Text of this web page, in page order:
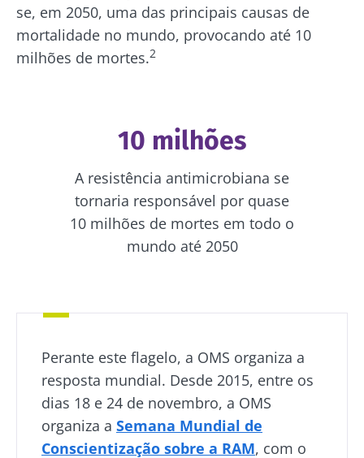
se, em 2050, uma das principais causas de
mortalidade no mundo, provocando até 10
milhões de mortes.2
10 milhões
A resistência antimicrobiana se
tornaria responsável por quase
10 milhões de mortes em todo o
mundo até 2050
Perante este flagelo, a OMS organiza a
resposta mundial. Desde 2015, entre os
dias 18 e 24 de novembro, a OMS
organiza a Semana Mundial de
Conscientização sobre a RAM, com o